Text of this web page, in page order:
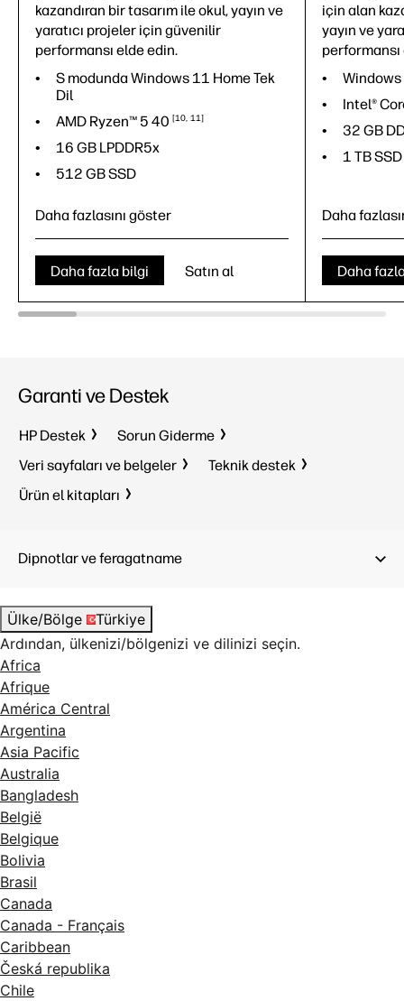
kazandıran bir tasarım ile okul, yayın ve
yaratıcı projeler için güvenilir
performansı elde edin.
S modunda Windows 11 Home Tek
Dil
AMD Ryzen™ 5 40 10 11
16 GB LPDDR5x
512 GB SSD
S modunda Windows 11 Home Tek
Dil
AMD Ryzen™ 5
23.8" FHD
Daha fazlasını göster
Daha fazla bilgi Satın al
için alan
yayın ve
Intel®
32 GB
1 TB SSD
Daha
Daha
Garanti ve Destek
HP Destek
Sorun Giderme
Veri sayfaları ve belgeler
Teknik destek
Ürün el kitapları
Dipnotlar ve feragatname
Ülke/Bölge
Türkiye
Ardından, ülkenizi/bölgenizi ve dilinizi seçin.
Africa
Afrique
América Central
Argentina
Asia Pacific
Australia
Bangladesh
België
Belgique
Bolivia
Brasil
Canada
Canada - Français
Caribbean
Česká republika
Chile